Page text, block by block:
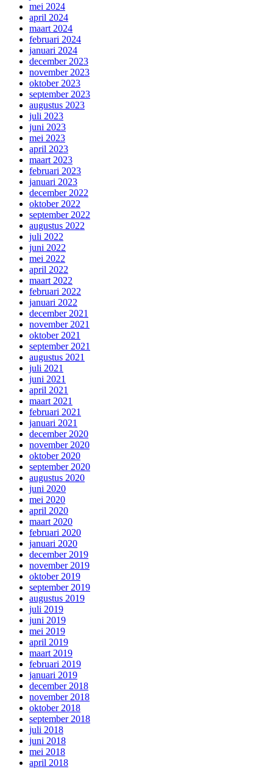
mei 2024
april 2024
maart 2024
februari 2024
januari 2024
december 2023
november 2023
oktober 2023
september 2023
augustus 2023
juli 2023
juni 2023
mei 2023
april 2023
maart 2023
februari 2023
januari 2023
december 2022
oktober 2022
september 2022
augustus 2022
juli 2022
juni 2022
mei 2022
april 2022
maart 2022
februari 2022
januari 2022
december 2021
november 2021
oktober 2021
september 2021
augustus 2021
juli 2021
juni 2021
april 2021
maart 2021
februari 2021
januari 2021
december 2020
november 2020
oktober 2020
september 2020
augustus 2020
juni 2020
mei 2020
april 2020
maart 2020
februari 2020
januari 2020
december 2019
november 2019
oktober 2019
september 2019
augustus 2019
juli 2019
juni 2019
mei 2019
april 2019
maart 2019
februari 2019
januari 2019
december 2018
november 2018
oktober 2018
september 2018
juli 2018
juni 2018
mei 2018
april 2018